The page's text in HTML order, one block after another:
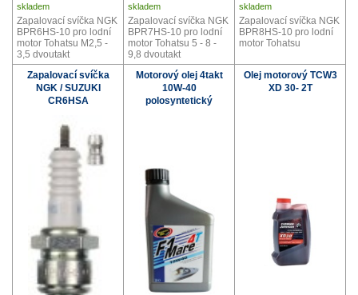
skladem skladem skladem
Zapalovací svíčka NGK
BPR6HS-10 pro lodní
motor Tohatsu M2,5 -
3,5 dvoutakt
Zapalovací svíčka NGK
BPR7HS-10 pro lodní
motor Tohatsu 5 - 8 -
9,8 dvoutakt
Zapalovací svíčka NGK
BPR8HS-10 pro lodní
motor Tohatsu
Zapalovací svíčka
NGK / SUZUKI
CR6HSA
Motorový olej 4takt
10W-40
polosyntetický
Olej motorový TCW3
XD 30- 2T